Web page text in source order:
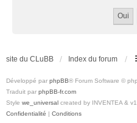
site du CLuBB Index du forum
Développé par phpBB® Forum Software ©
Traduit par phpBB-fr.com
Style we_universal created by INVENTEA &
Confidentialité | Conditions